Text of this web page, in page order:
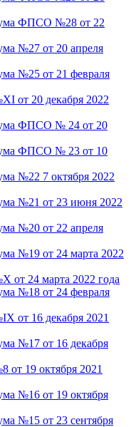
ФПСО №28 от 22
№27 от 20 апреля
№25 от 21 февраля
от 20 декабря 2022
ФПСО № 24 от 20
ФПСО № 23 от 10
№22 7 октября 2022
№21 от 23 июня 2022
№20 от 22 апреля
№19 от 24 марта 2022
от 24 марта 2022 года
№18 от 24 февраля
от 16 декабря 2021
№17 от 16 декабря
от 19 октября 2021
№16 от 19 октября
№15 от 23 сентября